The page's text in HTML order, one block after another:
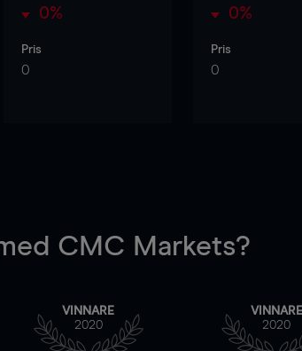
0%
Pris
0
0%
Pris
0
CMC Markets?
VINNARE
2020
VINNARE
2020